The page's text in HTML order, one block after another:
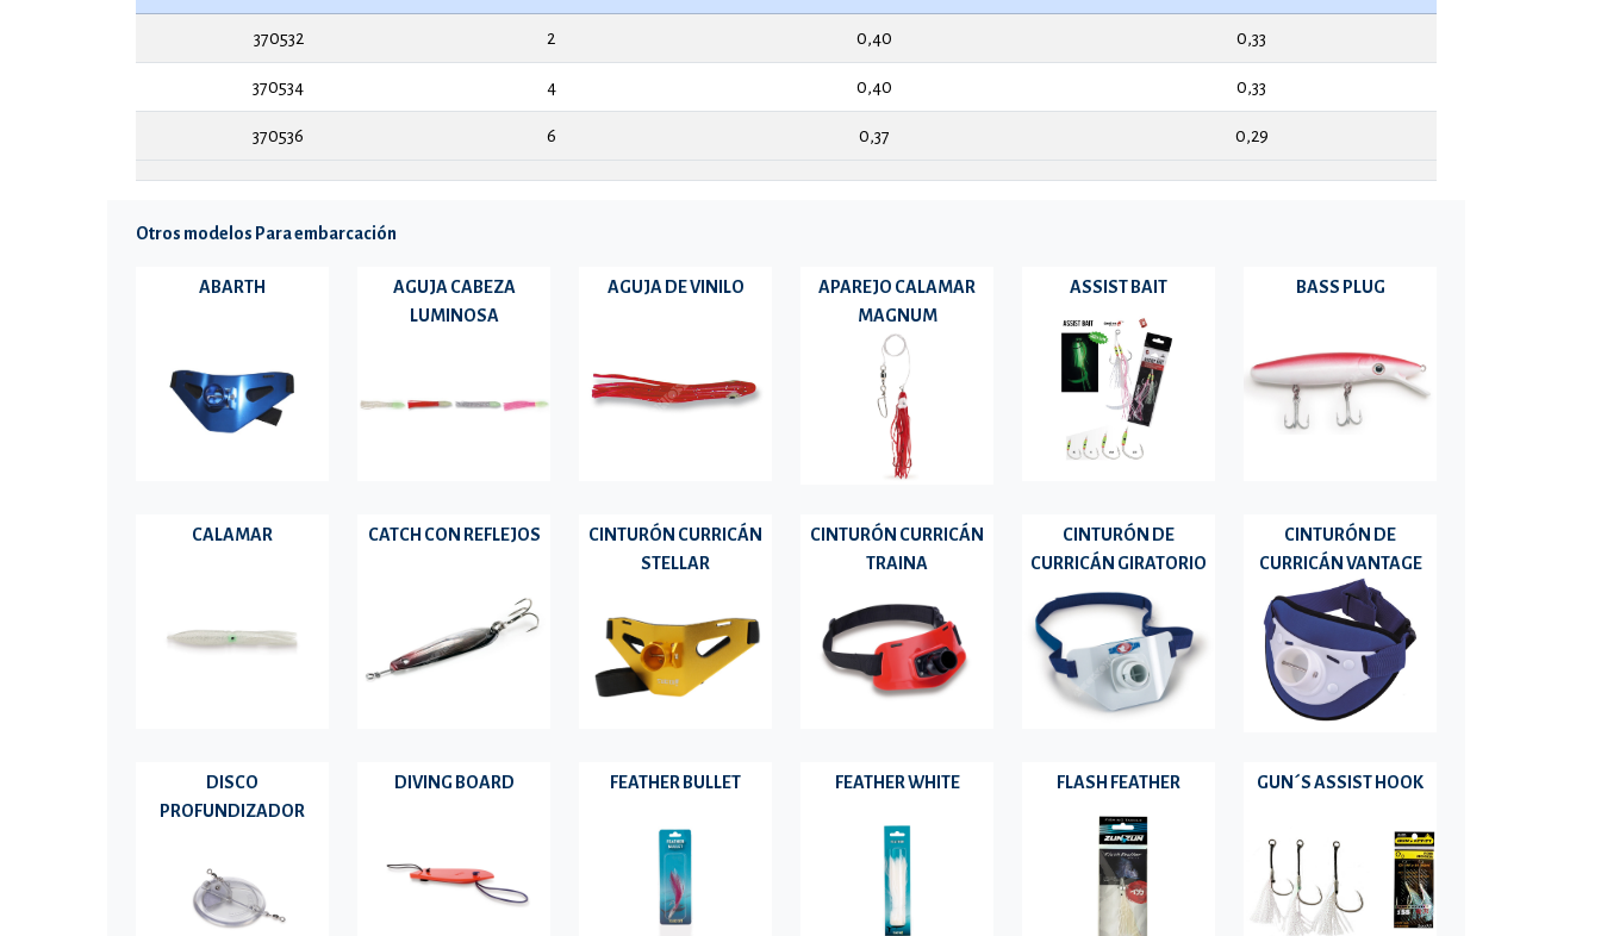
370532 2 0,40 0,33
370534 4 0,40 0,33
370536 6 0,37 0,29
Otros modelos Para embarcación
ABARTH
AGUJA CABEZA
LUMINOSA
AGUJA DE VINILO
APAREJO CALAMAR
MAGNUM
ASSIST BAIT BASS PLUG
CALAMAR CATCH CON REFLEJOS
CINTURÓN CURRICÁN
STELLAR
CINTURÓN CURRICÁN
TRAINA
CINTURÓN DE
CURRICÁN GIRATORIO
CINTURÓN DE
CURRICÁN VANTAGE
DISCO
PROFUNDIZADOR
DIVING BOARD FEATHER BULLET FEATHER WHITE FLASH FEATHER GUN´S ASSIST HOOK